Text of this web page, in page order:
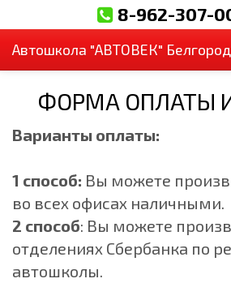
8-962-307-
Автошкола "АВТОВЕК" Белгород
ФОРМА ОПЛАТЫ
Варианты оплаты:
1 способ: Вы можете
во всех офисах наличными.
2 cпособ: Вы можете
отделениях Сбербанка по
автошколы.